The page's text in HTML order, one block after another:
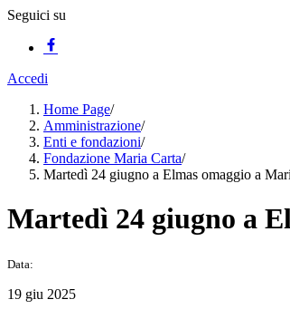
Seguici su
Accedi
Home Page/
Amministrazione/
Enti e fondazioni/
Fondazione Maria Carta/
Martedì 24 giugno a Elmas omaggio a
Martedì 24 giugno a
Data:
19 giu 2025